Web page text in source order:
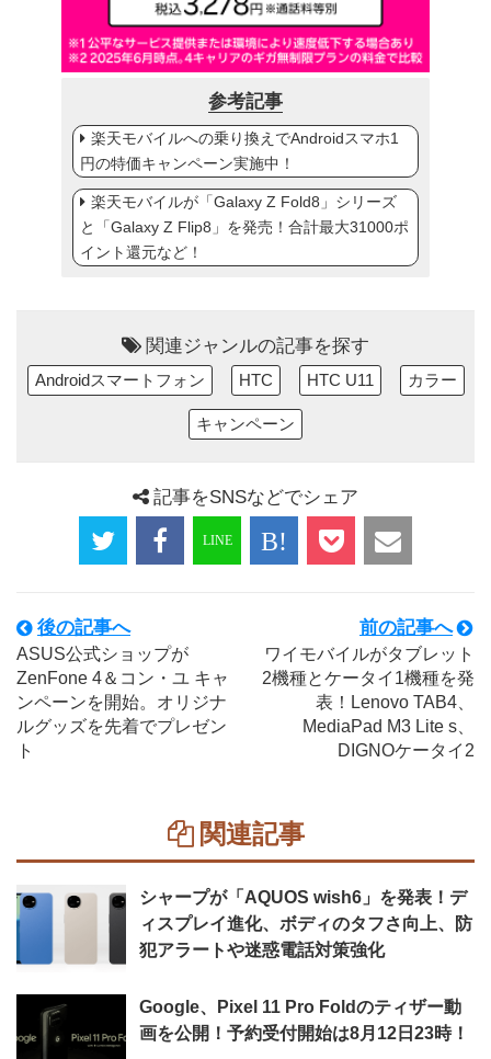
参考記事
楽天モバイルへの乗り換えでAndroidスマホ1
円の特価キャンペーン実施中！
楽天モバイルが「Galaxy Z Fold8」シリーズ
と「Galaxy Z Flip8」を発売！合計最大31000ポ
イント還元など！
関連ジャンルの記事を探す
Androidスマートフォン HTC HTC U11 カラー
キャンペーン
記事をSNSなどでシェア
後の記事へ
ASUS公式ショップが
ZenFone 4＆コン・ユ キャ
ンペーンを開始。オリジナ
ルグッズを先着でプレゼン
ト
前の記事へ
ワイモバイルがタブレット
2機種とケータイ1機種を発
表！Lenovo TAB4、
MediaPad M3 Lite s、
DIGNOケータイ2
関連記事
シャープが「AQUOS wish6」を発表！デ
ィスプレイ進化、ボディのタフさ向上、防
犯アラートや迷惑電話対策強化
Google、Pixel 11 Pro Foldのティザー動
画を公開！予約受付開始は8月12日23時！